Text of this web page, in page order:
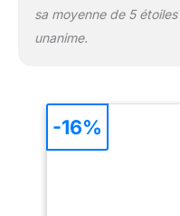
sa moyenne de 5
unanime.
-16%